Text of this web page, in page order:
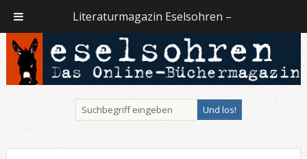
Literaturmagazin Eselsohren –